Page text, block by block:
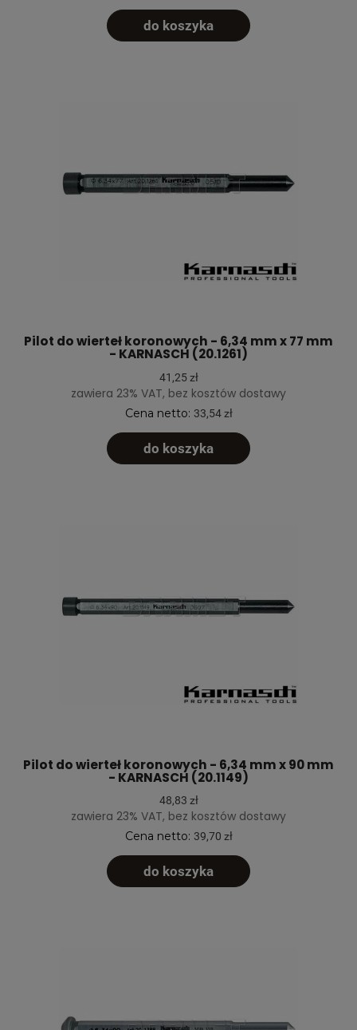
do koszyka
Pilot do wierteł koronowych - 6,34 mm x 77 mm
- KARNASCH (20.1261)
41,25 zł
zawiera 23% VAT, bez kosztów dostawy
Cena netto: 33,54 zł
do koszyka
Pilot do wierteł koronowych - 6,34 mm x 90 mm
- KARNASCH (20.1149)
48,83 zł
zawiera 23% VAT, bez kosztów dostawy
Cena netto: 39,70 zł
do koszyka